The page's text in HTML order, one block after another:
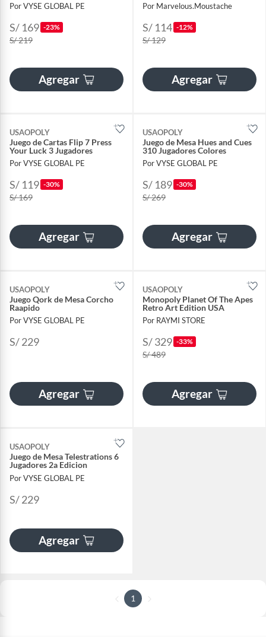
Por VYSE GLOBAL PE
S/ 169 -23%
S/ 219
Agregar
Por Marvelous.Moustache
S/ 114 -12%
S/ 129
Agregar
USAOPOLY
Juego de Cartas Flip 7 Press
Your Luck 3 Jugadores
Por VYSE GLOBAL PE
S/ 119 -30%
S/ 169
Agregar
USAOPOLY
Juego de Mesa Hues and Cues
310 Jugadores Colores
Por VYSE GLOBAL PE
S/ 189 -30%
S/ 269
Agregar
USAOPOLY
Juego Qork de Mesa Corcho
Raapido
Por VYSE GLOBAL PE
S/ 229
Agregar
USAOPOLY
Monopoly Planet Of The Apes
Retro Art Edition USA
Por RAYMI STORE
S/ 329 -33%
S/ 489
Agregar
USAOPOLY
Juego de Mesa Telestrations 6
Jugadores 2a Edicion
Por VYSE GLOBAL PE
S/ 229
Agregar
1